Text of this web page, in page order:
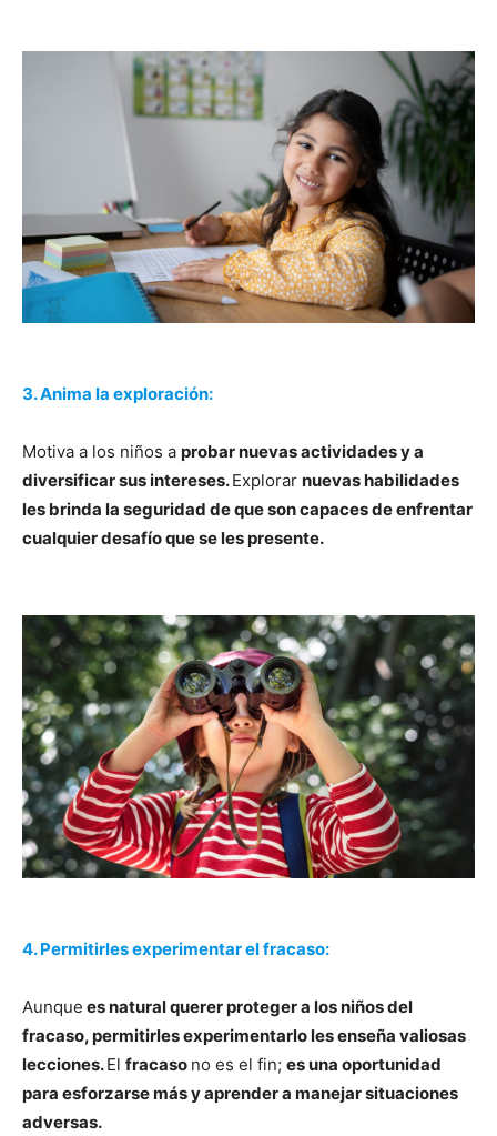
3. Anima la exploración:
Motiva a los niños a probar nuevas actividades y a
diversificar sus intereses.Explorar nuevas habilidades
les brinda la seguridad de que son capaces de enfrentar
cualquier desafío que se les presente.
4. Permitirles experimentar el fracaso:
Aunque es natural querer proteger a los niños del
fracaso, permitirles experimentarlo les enseña valiosas
lecciones.El fracaso no es el fin; es una oportunidad
para esforzarse más y aprender a manejar situaciones
adversas.